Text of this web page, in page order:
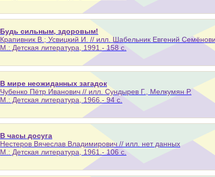
Будь сильным, здоровым!
Крапивник В.; Усвицкий И. // илл. Шабельник Евгений
М.: Детская литература, 1991.- 158 с.
В мире неожиданных загадок
Чубенко Пётр Иванович // илл. Сундырев Г., Мелкумян Р.
М.: Детская литература, 1966.- 94 с.
В часы досуга
Нестеров Вячеслав Владимирович // илл. нет данных
М.: Детская литература, 1961.- 106 с.